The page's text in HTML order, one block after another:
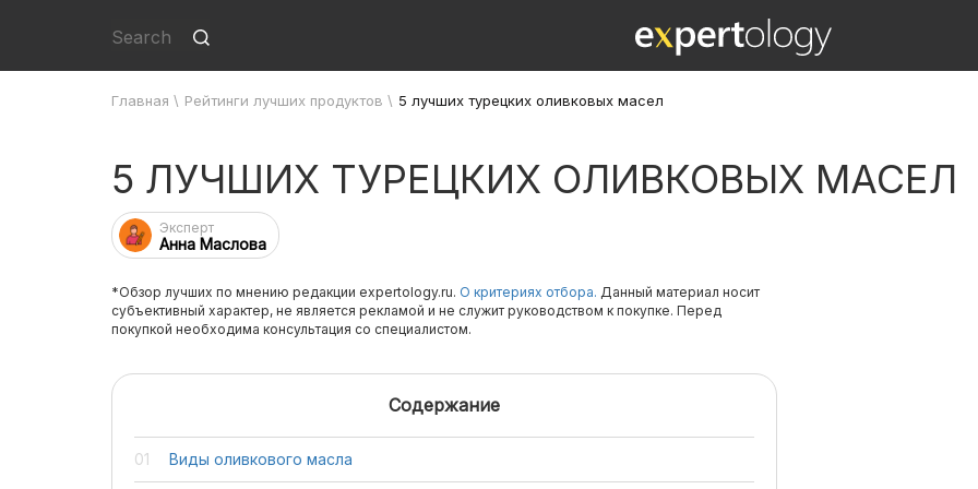
Главная \ Рейтинги лучших продуктов \ 5 лучших турецких оливковых масел
5 ЛУЧШИХ ТУРЕЦКИХ ОЛИВКОВЫХ МАСЕЛ
Эксперт
Анна Маслова
*Обзор лучших по мнению редакции expertology.ru. О критериях отбора. Данный материал носит
субъективный характер, не является рекламой и не служит руководством к покупке. Перед
покупкой необходима консультация со специалистом.
Содержание
Виды оливкового масла